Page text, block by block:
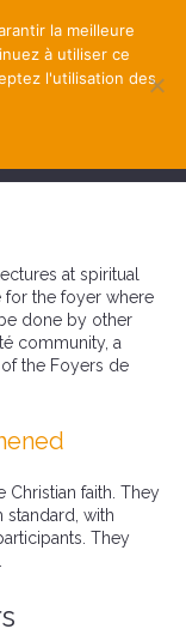
at spiritual
for the foyer where
done by other
community, a
the Foyers de
faith. They
standard, with
They
la meilleure
à utiliser ce
l'utilisation des